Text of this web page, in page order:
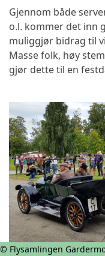
Gjennom både
o.l. kommer det inn
muliggjør bidrag til
Masse folk, høy
gjør dette til en
© Flysamlingen